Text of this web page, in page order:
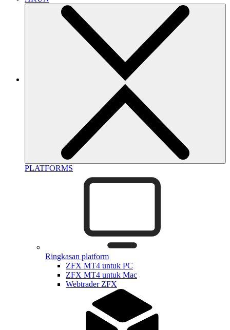
PLATFORMS
Ringkasan platform
ZFX MT4 untuk PC
ZFX MT4 untuk Mac
Webtrader ZFX